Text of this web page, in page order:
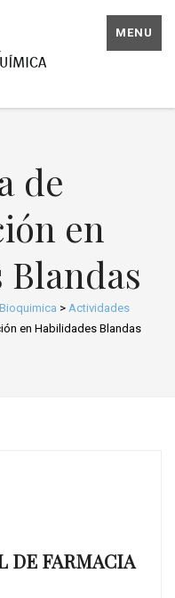
MENU
de
en
> Actividades
en Habilidades Blandas
DE FARMACIA